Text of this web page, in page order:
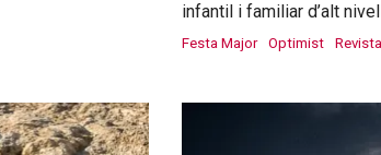
infantil i familiar d’alt
Festa Major Optimist Revista